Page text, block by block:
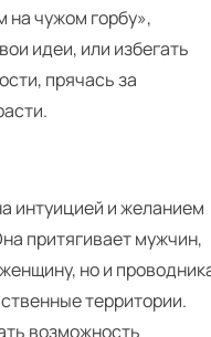
на чужом горбу»,
идеи, или избегать
прячась за
интуицией и желанием
притягивает мужчин,
но и
территории.
возможность